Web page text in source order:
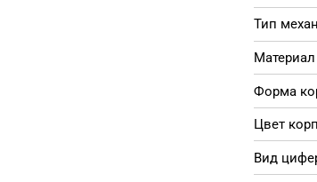
Тип
Форма
Цвет
Вид